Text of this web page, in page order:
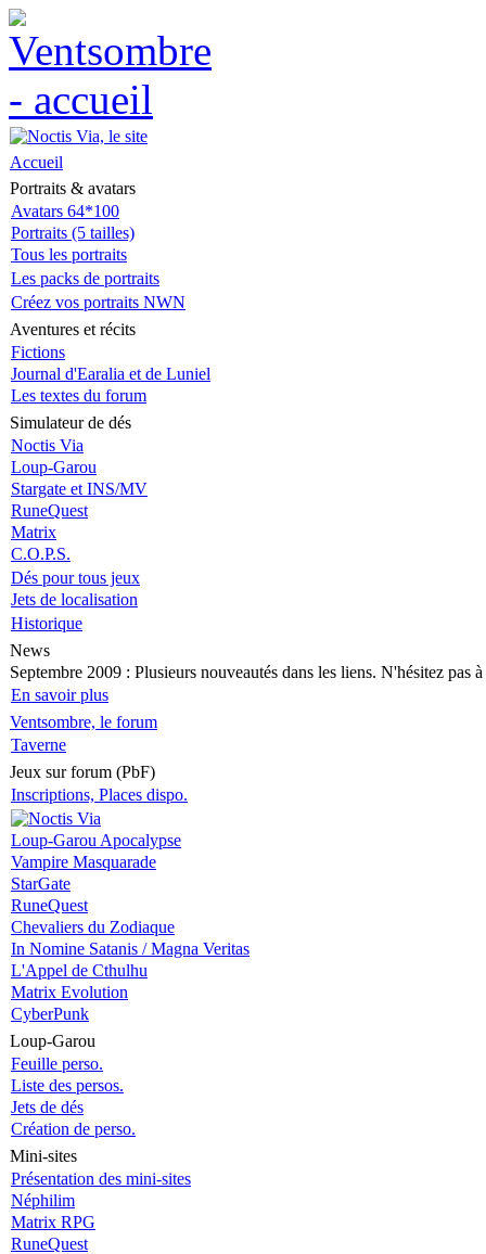
Accueil
Portraits & avatars
Avatars 64*100
Portraits (5 tailles)
Tous les portraits
Les packs de portraits
Créez vos portraits NWN
Aventures et récits
Fictions
Journal d'Earalia et de Luniel
Les textes du forum
Simulateur de dés
Noctis Via
Loup-Garou
Stargate et INS/MV
RuneQuest
Matrix
C.O.P.S.
Dés pour tous jeux
Jets de localisation
Historique
News
Septembre 2009 : Plusieurs nouveautés dans les liens. N'hésitez pas
En savoir plus
Ventsombre, le forum
Taverne
Jeux sur forum (PbF)
Inscriptions, Places dispo.
Loup-Garou Apocalypse
Vampire Masquarade
StarGate
RuneQuest
Chevaliers du Zodiaque
In Nomine Satanis / Magna Veritas
L'Appel de Cthulhu
Matrix Evolution
CyberPunk
Loup-Garou
Feuille perso.
Liste des persos.
Jets de dés
Création de perso.
Mini-sites
Présentation des mini-sites
Néphilim
Matrix RPG
RuneQuest